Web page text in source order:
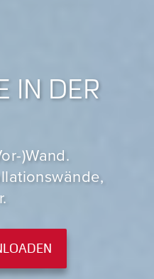
IN DER
)Wand.